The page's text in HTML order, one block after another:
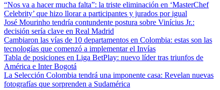
“Nos va a hacer mucha falta”: la triste eliminación en ‘MasterChef
Celebrity’ que hizo llorar a participantes y jurados por igual
José Mourinho tendría contundente postura sobre Vinícius Jr.:
decisión sería clave en Real Madrid
Cambiaron las vías de 10 departamentos en Colombia: estas son las
tecnologías que comenzó a implementar el Invías
Tabla de posiciones en Liga BetPlay: nuevo líder tras triunfos de
América e Inter Bogotá
La Selección Colombia tendrá una imponente casa: Revelan nuevas
fotografías que sorprenden a Sudamérica